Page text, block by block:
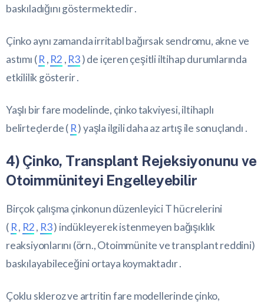
baskıladığını göstermektedir .
Çinko aynı zamanda irritabl bağırsak sendromu, akne ve
astımı (R , R2 , R3) de içeren çeşitli iltihap durumlarında
etkililik gösterir .
Yaşlı bir fare modelinde, çinko takviyesi, iltihaplı
belirteçlerde ( R) yaşla ilgili daha az artış ile sonuçlandı .
4) Çinko, Transplant Rejeksiyonunu ve
Otoimmüniteyi Engelleyebilir
Birçok çalışma çinkonun düzenleyici T hücrelerini
( R, R2, R3) indükleyerek istenmeyen bağışıklık
reaksiyonlarını (örn., Otoimmünite ve transplant reddini)
baskılayabileceğini ortaya koymaktadır .
Çoklu skleroz ve artritin fare modellerinde çinko,